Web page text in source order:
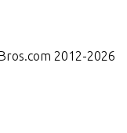
2012-2026